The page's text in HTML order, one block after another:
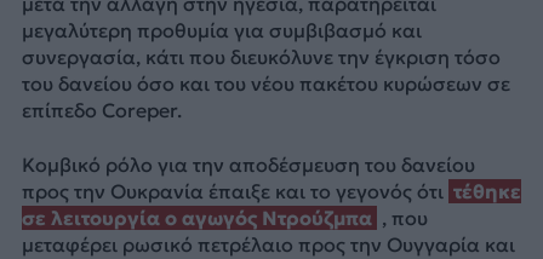
μεγαλύτερη προθυμία για συμβιβασμό και
συνεργασία, κάτι που διευκόλυνε την έγκριση τόσο
του δανείου όσο και του νέου πακέτου κυρώσεων σε
επίπεδο Coreper.
Κομβικό ρόλο για την αποδέσμευση του δανείου
προς την Ουκρανία έπαιξε και το γεγονός ότι τέθηκε
σε λειτουργία ο αγωγός Ντρούζμπα , που
μεταφέρει ρωσικό πετρέλαιο προς την Ουγγαρία και